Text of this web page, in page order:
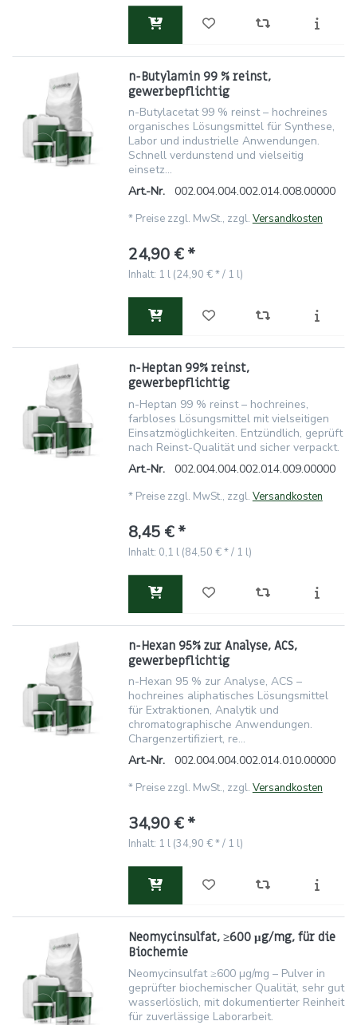
n-Butylamin 99 % reinst,
gewerbepflichtig
n-Butylacetat 99 % reinst – hochreines
organisches Lösungsmittel für Synthese,
Labor und industrielle Anwendungen.
Schnell verdunstend und vielseitig
einsetz...
Art.-Nr.
002.004.004.002.014.008.00000
* Preise zzgl. MwSt., zzgl. Versandkosten
24,90 € *
Inhalt: 1 l (24,90 € * / 1 l)
n-Heptan 99% reinst,
gewerbepflichtig
n-Heptan 99 % reinst – hochreines,
farbloses Lösungsmittel mit vielseitigen
Einsatzmöglichkeiten. Entzündlich, geprüft
nach Reinst-Qualität und sicher verpackt.
Art.-Nr.
002.004.004.002.014.009.00000
* Preise zzgl. MwSt., zzgl. Versandkosten
8,45 € *
Inhalt: 0,1 l (84,50 € * / 1 l)
n-Hexan 95% zur Analyse, ACS,
gewerbepflichtig
n-Hexan 95 % zur Analyse, ACS –
hochreines aliphatisches Lösungsmittel
für Extraktionen, Analytik und
chromatographische Anwendungen.
Chargenzertifiziert, re...
Art.-Nr.
002.004.004.002.014.010.00000
* Preise zzgl. MwSt., zzgl. Versandkosten
34,90 € *
Inhalt: 1 l (34,90 € * / 1 l)
Neomycinsulfat, ≥600 μg/mg, für die
Biochemie
Neomycinsulfat ≥600 µg/mg – Pulver in
geprüfter biochemischer Qualität, sehr gut
wasserlöslich, mit dokumentierter Reinheit
für zuverlässige Laborarbeit.